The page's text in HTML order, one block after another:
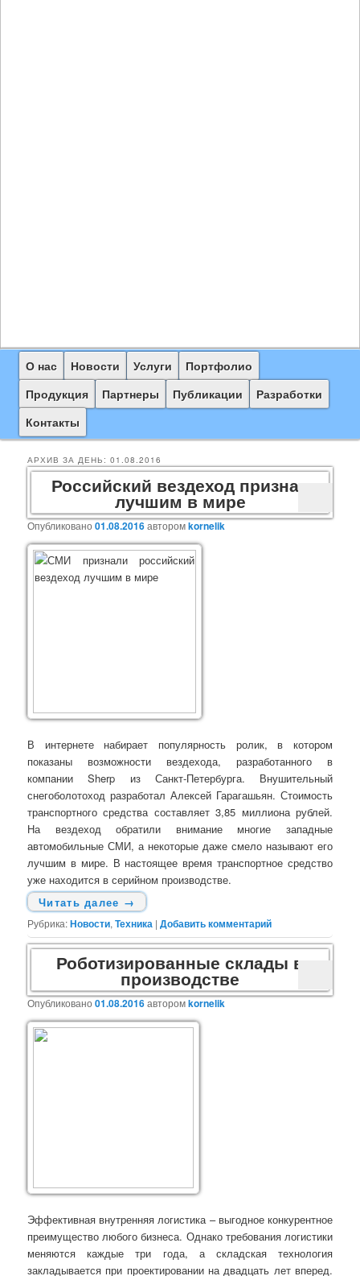
Главное
меню
Перейти
к
основному
содержимому
Перейти
к
дополнительному
содержимому
О нас Новости Услуги
Портфолио
Продукция
Партнеры Публикации
Разработки
Контакты
АРХИВ ЗА ДЕНЬ:01.08.2016
Российский вездеход признан
лучшим в мире
Опубликовано01.08.2016авторомkornelik
В интернете набирает популярность ролик, в котором
показаны возможности вездехода, разработанного в
компании Sherp из Санкт-Петербурга. Внушительный
снегоболотоход разработал Алексей Гарагашьян. Стоимость
транспортного средства составляет 3,85 миллиона рублей.
На вездеход обратили внимание многие западные
автомобильные СМИ, а некоторые даже смело называют его
лучшим в мире. В настоящее время транспортное средство
уже находится в серийном производстве.
Читать далее →
Рубрика:Новости,Техника |Добавить комментарий
Роботизированные склады в
производстве
Опубликовано01.08.2016авторомkornelik
Эффективная внутренняя логистика – выгодное конкурентное
преимущество любого бизнеса. Однако требования логистики
меняются каждые три года, а складская технология
закладывается при проектировании на двадцать лет вперед.